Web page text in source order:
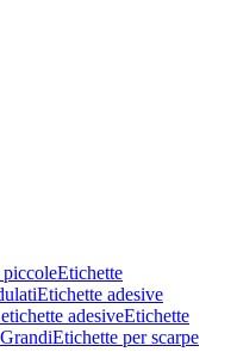
piccoleEtichette
Etichette adesive
adesiveEtichette
Etichette per scarpe